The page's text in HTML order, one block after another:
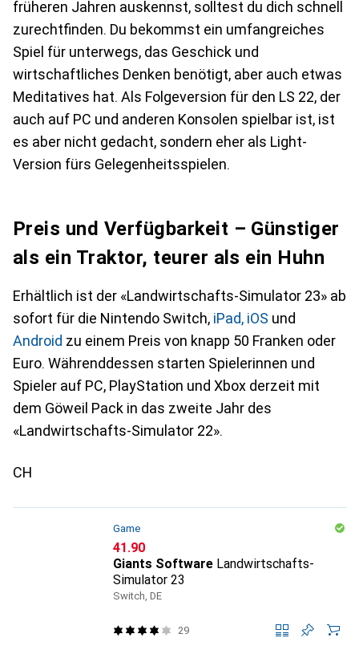
früheren Jahren auskennst, solltest du dich schnell
zurechtfinden. Du bekommst ein umfangreiches
Spiel für unterwegs, das Geschick und
wirtschaftliches Denken benötigt, aber auch etwas
Meditatives hat. Als Folgeversion für den LS 22, der
auch auf PC und anderen Konsolen spielbar ist, ist
es aber nicht gedacht, sondern eher als Light-
Version fürs Gelegenheitsspielen.
Preis und Verfügbarkeit – Günstiger
als ein Traktor, teurer als ein Huhn
Erhältlich ist der «Landwirtschafts-Simulator 23» ab
sofort für die Nintendo Switch, iPad, iOS und
Android zu einem Preis von knapp 50 Franken oder
Euro. Währenddessen starten Spielerinnen und
Spieler auf PC, PlayStation und Xbox derzeit mit
dem Göweil Pack in das zweite Jahr des
«Landwirtschafts-Simulator 22».
CH
Game
CHF
41.90
Giants Software Landwirtschafts-
Simulator 23
Switch, DE
29